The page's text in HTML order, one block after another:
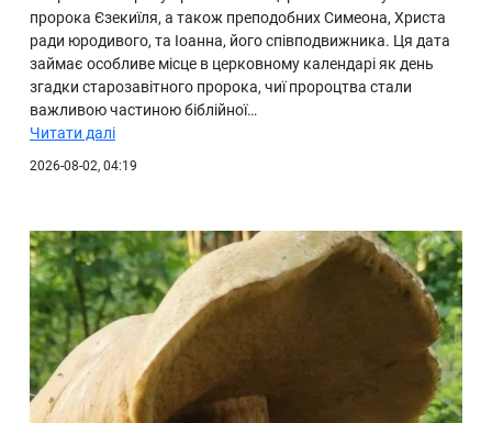
пророка Єзекиїля, а також преподобних Симеона, Христа
ради юродивого, та Іоанна, його співподвижника. Ця дата
займає особливе місце в церковному календарі як день
згадки старозавітного пророка, чиї пророцтва стали
важливою частиною біблійної…
Читати далі
2026-08-02, 04:19